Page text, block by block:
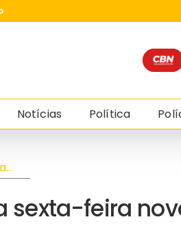
Notícias Política
sexta-feira